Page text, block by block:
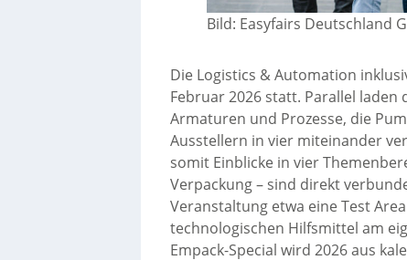
Bild: Easyfairs Deutschland
Die Logistics & Automation
Februar 2026 statt. Parallel laden
Armaturen und Prozesse, die
Ausstellern in vier miteinander
somit Einblicke in vier
Verpackung – sind direkt
Veranstaltung etwa eine Test
technologischen Hilfsmittel am
Empack-Special wird 2026 aus